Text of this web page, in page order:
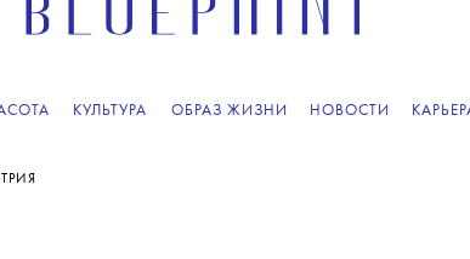
КУЛЬТУРА ОБРАЗ ЖИЗНИ НОВОСТИ